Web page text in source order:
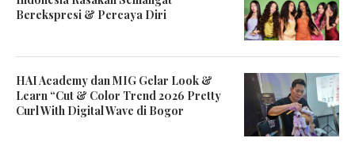
Berekspresi & Percaya Diri
HAI Academy dan MIG Gelar Look &
Learn “Cut & Color Trend 2026 Pretty
Curl With Digital Wave di Bogor